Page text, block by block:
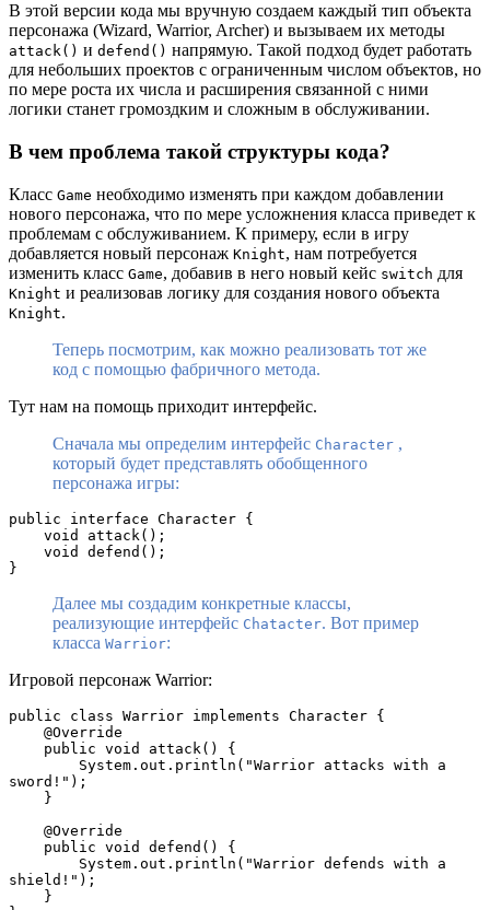
В этой версии кода мы вручную создаем каждый тип объекта
персонажа (Wizard, Warrior, Archer) и вызываем их методы
attack() и defend() напрямую. Такой подход будет работать
для небольших проектов с ограниченным числом объектов, но
по мере роста их числа и расширения связанной с ними
логики станет громоздким и сложным в обслуживании.
В чем проблема такой структуры кода?
Класс Game необходимо изменять при каждом добавлении
нового персонажа, что по мере усложнения класса приведет к
проблемам с обслуживанием. К примеру, если в игру
добавляется новый персонаж Knight, нам потребуется
изменить класс Game, добавив в него новый кейс switch для
Knight и реализовав логику для создания нового объекта
Knight.
Теперь посмотрим, как можно реализовать тот же
код с помощью фабричного метода.
Тут нам на помощь приходит интерфейс.
Сначала мы определим интерфейс Character ,
который будет представлять обобщенного
персонажа игры:
public interface Character {
    void attack();
    void defend();
}
Далее мы создадим конкретные классы,
реализующие интерфейс Chatacter. Вот пример
класса Warrior:
Игровой персонаж Warrior:
public class Warrior implements Character {
    @Override
    public void attack() {
sword!");
    }
    @Override
    public void defend() {
shield!");
    }